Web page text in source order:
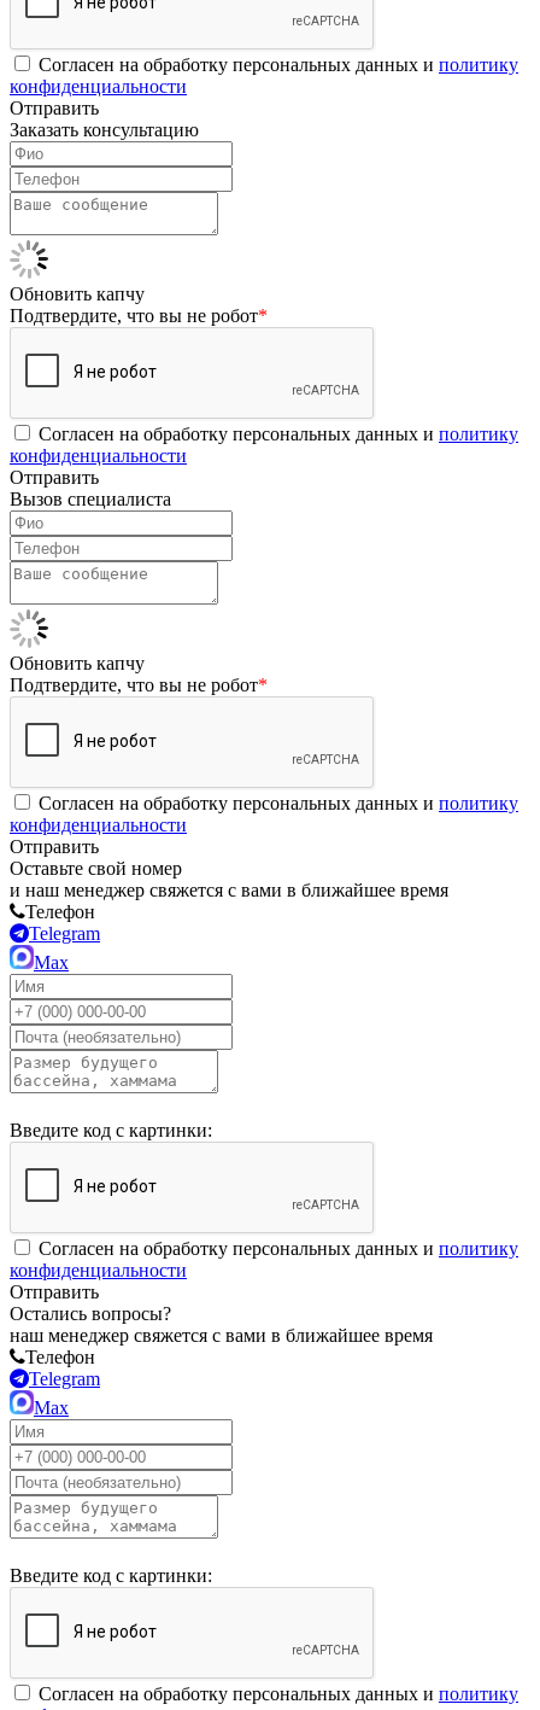
Согласен на обработку персональных данных и политику
конфиденциальности
Отправить
Заказать консультацию
Обновить капчу
Подтвердите, что вы не робот*
Согласен на обработку персональных данных и политику
конфиденциальности
Отправить
Вызов специалиста
Обновить капчу
Подтвердите, что вы не робот*
Согласен на обработку персональных данных и политику
конфиденциальности
Отправить
Оставьте свой номер
и наш менеджер свяжется с вами в ближайшее время
Телефон
Telegram
Max
Введите код с картинки:
Согласен на обработку персональных данных и политику
конфиденциальности
Отправить
Остались вопросы?
наш менеджер свяжется с вами в ближайшее время
Телефон
Telegram
Max
Введите код с картинки:
Согласен на обработку персональных данных и политику